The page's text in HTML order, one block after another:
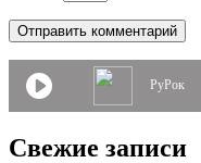
РуРок
Свежие записи